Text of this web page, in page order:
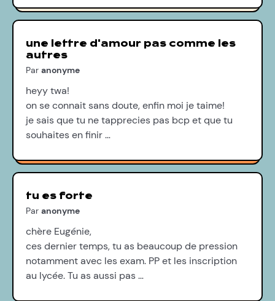
une lettre d'amour pas comme les
autres
Par anonyme
heyy twa!
on se connait sans doute, enfin moi je taime!
je sais que tu ne tapprecies pas bcp et que tu
souhaites en finir …
tu es forte
Par anonyme
chère Eugénie,
ces dernier temps, tu as beaucoup de pression
notamment avec les exam. PP et les inscription
au lycée. Tu as aussi pas …